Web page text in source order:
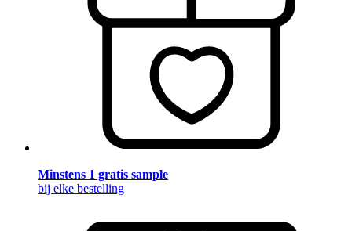
Minstens 1 gratis sample
bij elke bestelling